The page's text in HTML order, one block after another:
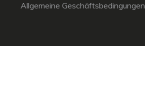
Allgemeine Geschäftsbedingungen